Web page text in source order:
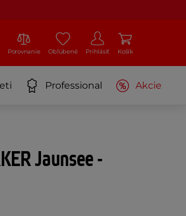
Porovnanie Obľúbené Prihlásiť Košík
Professional Akcie
Jaunsee -